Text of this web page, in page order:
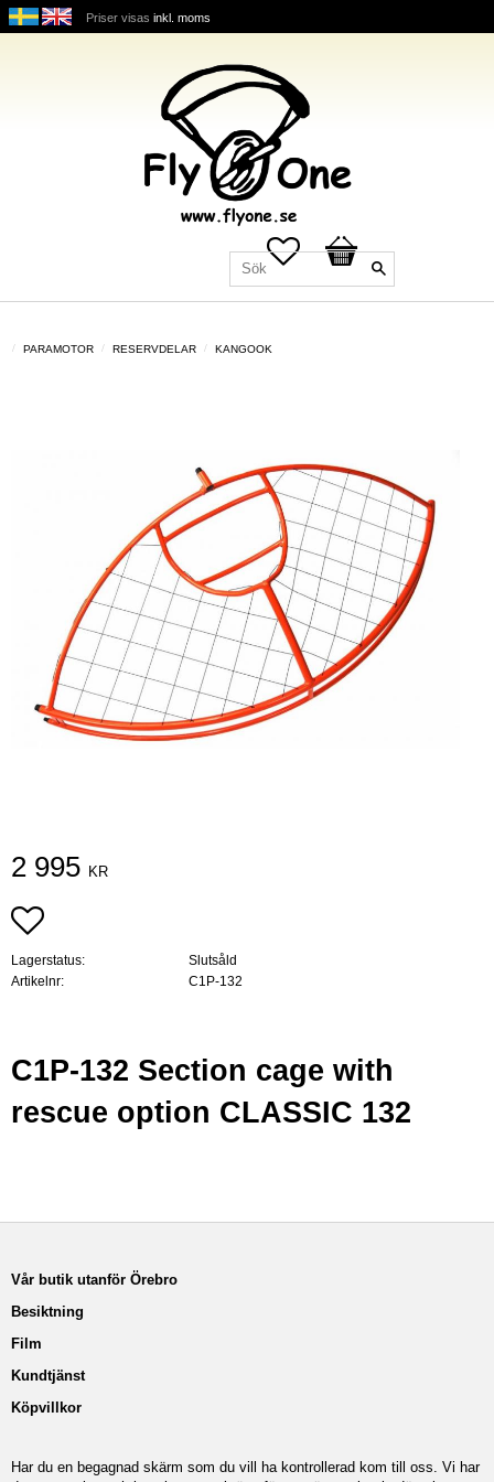
Priser visas inkl. moms
Favoriter
Kundvagn
PARAMOTOR RESERVDELAR KANGOOK
2 995 KR
Lägg till i favoriter
Lagerstatus
Slutsåld
Artikelnr
C1P-132
C1P-132 Section cage with
rescue option CLASSIC 132
Vår butik utanför Örebro
Besiktning
Film
Kundtjänst
Köpvillkor
Har du en begagnad skärm som du vill ha kontrollerad kom till oss. Vi har